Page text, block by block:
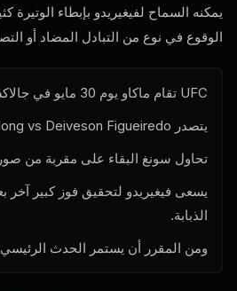
يمكنه السماح لفيغيريدو بإبطاء الوتيرة
الوقوع في نوع من التبادل المضاد أو
UFC تقام ماكاو يوم 30 مايو في جالاكسي أرينا.
يتصدر Song Yadong vs Deiveson Figueiredo البطاقة.
تحاول سونغ البقاء على مقربة من
يسعى فيغيريدو لتحقيق فوز كبير
الذبابة.
ومن المقرر أن يستمر الحدث